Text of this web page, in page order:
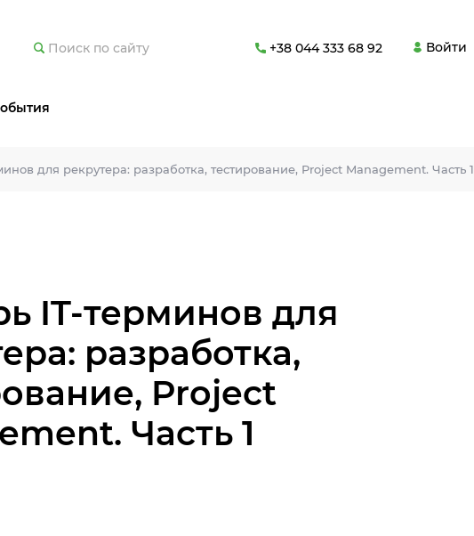
+38 044 333 68 92 Войти
для рекрутера: разработка, тестирование, Project Management. Часть 1
IT-терминов для
разработка,
Project
Часть 1